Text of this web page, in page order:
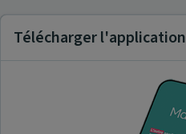
Télécharger l'application